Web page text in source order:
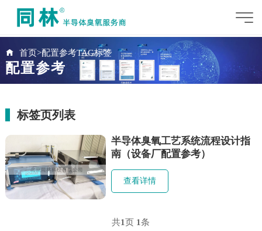
首页>配置参考TAG标签
配置参考
标签页列表
半导体臭氧工艺系统流程设计指
南（设备厂配置参考）
查看详情
共1页 1条